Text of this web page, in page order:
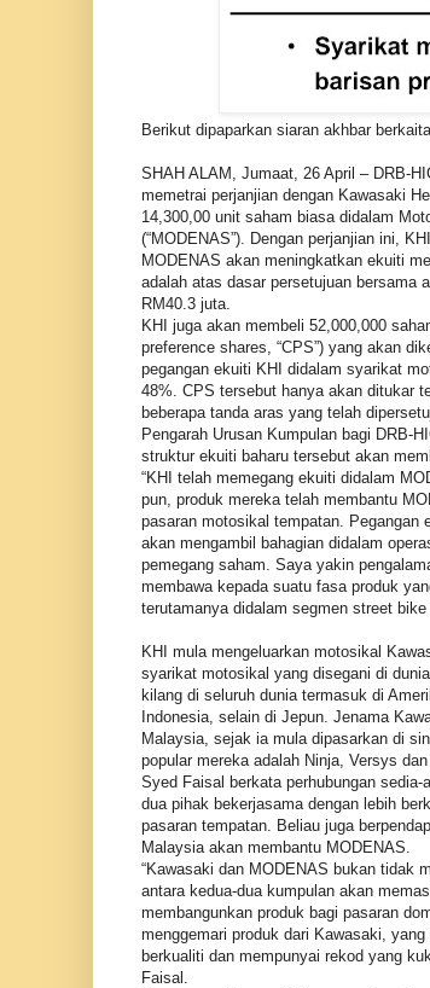
Berikut dipaparkan siaran akhbar
SHAH ALAM, Jumaat, 26 April – DRB-
memetrai perjanjian dengan Kawasaki
14,300,00 unit saham biasa didalam
(“MODENAS”). Dengan perjanjian ini,
MODENAS akan meningkatkan ekuiti
adalah atas dasar persetujuan bersama
RM40.3 juta.
KHI juga akan membeli 52,000,000
preference shares, “CPS”) yang akan
pegangan ekuiti KHI didalam syarikat
48%. CPS tersebut hanya akan ditukar
beberapa tanda aras yang telah
Pengarah Urusan Kumpulan bagi DRB-
struktur ekuiti baharu tersebut akan
“KHI telah memegang ekuiti didalam
pun, produk mereka telah membantu
pasaran motosikal tempatan. Pegangan
akan mengambil bahagian didalam
pemegang saham. Saya yakin
membawa kepada suatu fasa produk
terutamanya didalam segmen street
KHI mula mengeluarkan motosikal
syarikat motosikal yang disegani di
kilang di seluruh dunia termasuk di
Indonesia, selain di Jepun. Jenama
Malaysia, sejak ia mula dipasarkan di
popular mereka adalah Ninja, Versys dan
Syed Faisal berkata perhubungan
dua pihak bekerjasama dengan lebih
pasaran tempatan. Beliau juga
Malaysia akan membantu MODENAS.
“Kawasaki dan MODENAS bukan tidak
antara kedua-dua kumpulan akan
membangunkan produk bagi pasaran
menggemari produk dari Kawasaki,
berkualiti dan mempunyai rekod yang
Faisal.